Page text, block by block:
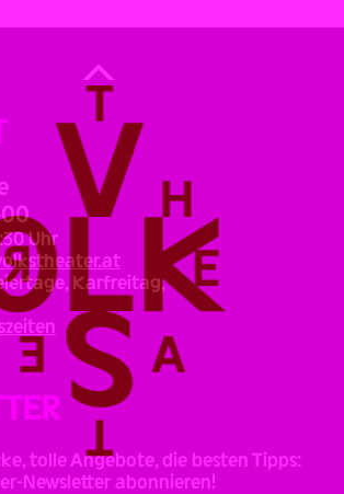
Back
to
Uhr
Karfreitag,
tolle Angebote, die besten Tipps:
Newsletter abonnieren!